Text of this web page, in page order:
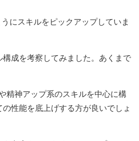
にスキルをピックアップしていま
成を考察してみました。あくまで
精神アップ系のスキルを中心に構
性能を底上げする方が良いでしょ